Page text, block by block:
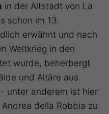
in der Altstadt von La
schon im 13.
erwähnt und nach
Weltkrieg in den
wurde, beherbergt
und Altäre aus
unter anderem ist hier
della Robbia zu